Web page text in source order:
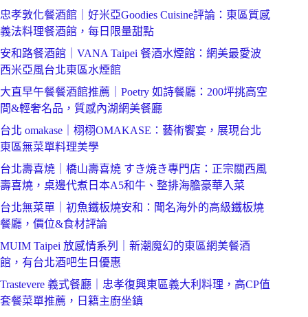
忠孝敦化餐酒館｜好米亞Goodies Cuisine評論：東區質感
義法料理餐酒館，每日限量甜點
安和路餐酒館｜VANA Taipei 餐酒水煙館：網美最愛波
西米亞風台北東區水煙館
大直早午餐餐酒館推薦｜Poetry 如詩餐廳：200坪挑高空
間&輕奢名品，質感內湖網美餐廳
台北 omakase｜栩栩OMAKASE：藝術饗宴，展現台北
東區無菜單料理美學
台北壽喜燒｜橋山壽喜燒 すき焼き專門店：正宗關西風
壽喜燒，桌邊代煮日本A5和牛、整排海膽豪華入菜
台北無菜單｜初魚鐵板燒安和：聞名海外的高級鐵板燒
餐廳，價位&食材評論
MUIM Taipei 放感情系列｜新潮魔幻的東區網美餐酒
館，有台北酒吧生日優惠
Trastevere 義式餐廳｜忠孝復興東區義大利料理，高CP值
套餐菜單推薦，日籍主廚坐鎮